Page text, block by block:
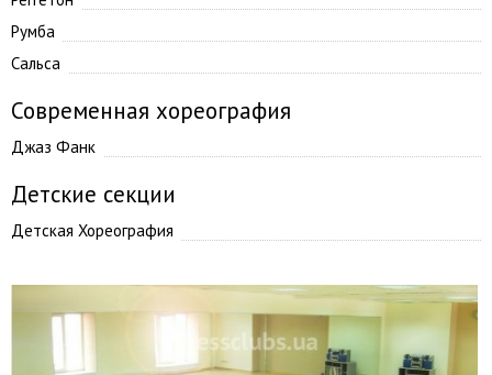
Румба
Сальса
Современная хореография
Джаз Фанк
Детские секции
Детская Хореография